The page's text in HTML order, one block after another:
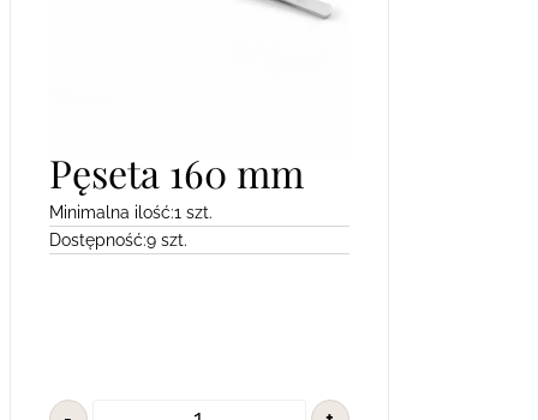
Pęseta 160 mm
Minimalna ilość:1 szt.
Dostępność:9 szt.